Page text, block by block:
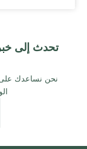
تحدث إلى
نحن نساعدك على